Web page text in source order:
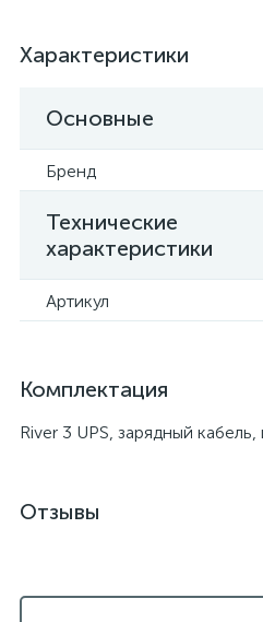
Характеристики
Основные
Бренд
Технические
характеристики
Артикул
Комплектация
River 3 UPS, зарядный кабель,
Отзывы